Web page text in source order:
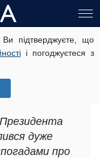
підтверджуєте, що
і погоджуєтеся з
Кирило
як у
дуже
про